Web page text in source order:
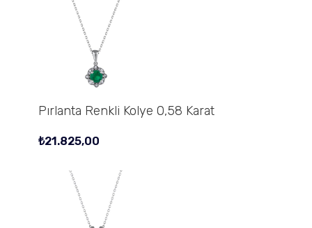
Pırlanta Renkli Kolye 0,58 Karat
₺21.825,00